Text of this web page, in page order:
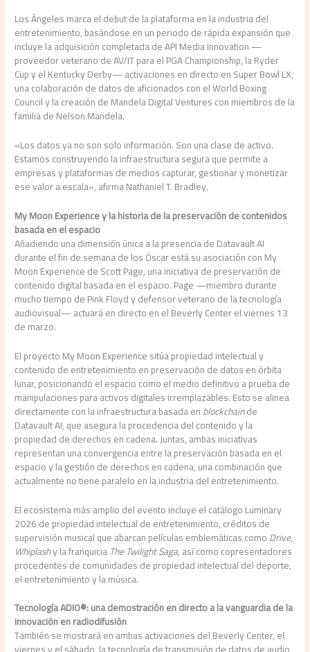
Los Ángeles marca el debut de la plataforma en la industria del
entretenimiento, basándose en un periodo de rápida expansión que
incluye la adquisición completada de API Media Innovation —
proveedor veterano de AV/IT para el PGA Championship, la Ryder
Cup y el Kentucky Derby— activaciones en directo en Super Bowl LX,
una colaboración de datos de aficionados con el World Boxing
Council y la creación de Mandela Digital Ventures con miembros de la
familia de Nelson Mandela.
«Los datos ya no son solo información. Son una clase de activo.
Estamos construyendo la infraestructura segura que permite a
empresas y plataformas de medios capturar, gestionar y monetizar
ese valor a escala», afirma Nathaniel T. Bradley.
My Moon Experience y la historia de la preservación de contenidos
basada en el espacio
Añadiendo una dimensión única a la presencia de Datavault AI
durante el fin de semana de los Óscar está su asociación con My
Moon Experience de Scott Page, una iniciativa de preservación de
contenido digital basada en el espacio. Page —miembro durante
mucho tiempo de Pink Floyd y defensor veterano de la tecnología
audiovisual— actuará en directo en el Beverly Center el viernes 13
de marzo.
El proyecto My Moon Experience sitúa propiedad intelectual y
contenido de entretenimiento en preservación de datos en órbita
lunar, posicionando el espacio como el medio definitivo a prueba de
manipulaciones para activos digitales irremplazables. Esto se alinea
directamente con la infraestructura basada enblockchainde
Datavault AI, que asegura la procedencia del contenido y la
propiedad de derechos en cadena. Juntas, ambas iniciativas
representan una convergencia entre la preservación basada en el
espacio y la gestión de derechos en cadena, una combinación que
actualmente no tiene paralelo en la industria del entretenimiento.
El ecosistema más amplio del evento incluye el catálogo Luminary
2026 de propiedad intelectual de entretenimiento, créditos de
supervisión musical que abarcan películas emblemáticas comoDrive,
Whiplashy la franquiciaThe Twilight Saga, así como copresentadores
procedentes de comunidades de propiedad intelectual del deporte,
el entretenimiento y la música.
Tecnología ADIO®: una demostración en directo a la vanguardia de la
innovación en radiodifusión
También se mostrará en ambas activaciones del Beverly Center, el